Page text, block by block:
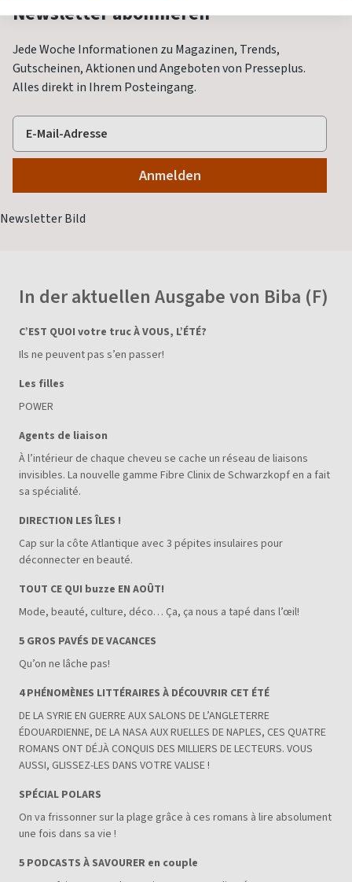
Newsletter abonnieren
Jede Woche Informationen zu Magazinen, Trends,
Gutscheinen, Aktionen und Angeboten von Presseplus.
Alles direkt in Ihrem Posteingang.
In der aktuellen Ausgabe von Biba (F)
C’EST QUOI votre truc À VOUS, L’ÉTÉ?
Ils ne peuvent pas s’en passer!
Les filles
POWER
Agents de liaison
À l’intérieur de chaque cheveu se cache un réseau de liaisons
invisibles. La nouvelle gamme Fibre Clinix de Schwarzkopf en a fait
sa spécialité.
DIRECTION LES ÎLES !
Cap sur la côte Atlantique avec 3 pépites insulaires pour
déconnecter en beauté.
TOUT CE QUI buzze EN AOÛT!
Mode, beauté, culture, déco… Ça, ça nous a tapé dans l’œil!
5 GROS PAVÉS DE VACANCES
Qu’on ne lâche pas!
4 PHÉNOMÈNES LITTÉRAIRES À DÉCOUVRIR CET ÉTÉ
DE LA SYRIE EN GUERRE AUX SALONS DE L’ANGLETERRE
ÉDOUARDIENNE, DE LA NASA AUX RUELLES DE NAPLES, CES QUATRE
ROMANS ONT DÉJÀ CONQUIS DES MILLIERS DE LECTEURS. VOUS
AUSSI, GLISSEZ-LES DANS VOTRE VALISE !
SPÉCIAL POLARS
On va frissonner sur la plage grâce à ces romans à lire absolument
une fois dans sa vie !
5 PODCASTS À SAVOURER en couple